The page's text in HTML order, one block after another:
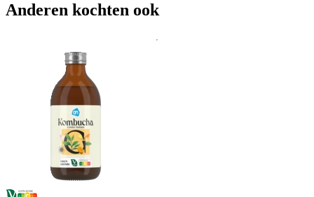
Anderen kochten ook